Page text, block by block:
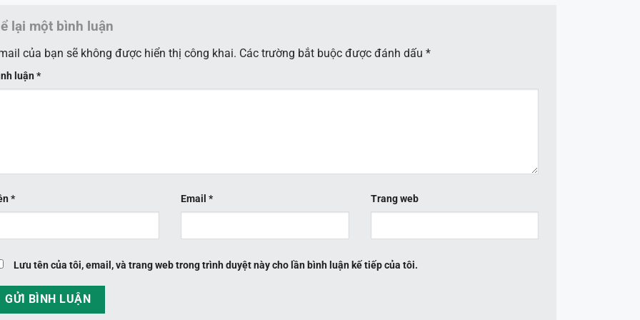
lại một bình luận
của bạn sẽ không được hiển thị công khai. Các trường bắt buộc được đánh dấu *
luận *
* Email * Trang web
Lưu tên của tôi, email, và trang web trong trình duyệt này cho lần bình luận kế tiếp của tôi.